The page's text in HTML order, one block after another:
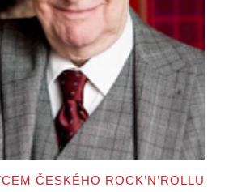
ČESKÉHO ROCK’N’ROLLU